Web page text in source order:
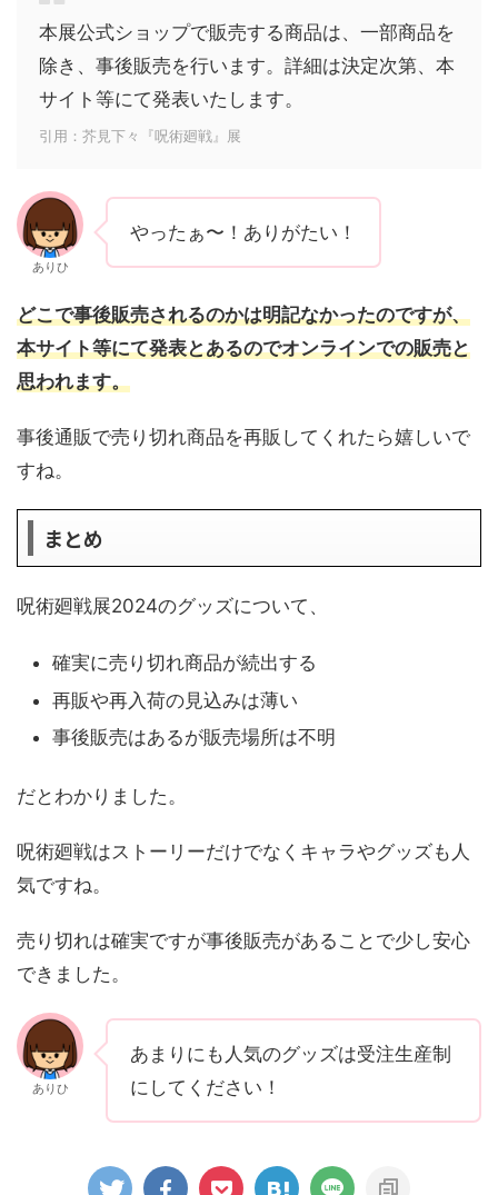
本展公式ショップで販売する商品は、一部商品を
除き、事後販売を行います。詳細は決定次第、本
サイト等にて発表いたします。
引用：芥見下々『呪術廻戦』展
ありひ
やったぁ〜！ありがたい！
どこで事後販売されるのかは明記なかったのですが、
本サイト等にて発表とあるのでオンラインでの販売と
思われます。
事後通販で売り切れ商品を再販してくれたら嬉しいで
すね。
まとめ
呪術廻戦展2024のグッズについて、
確実に売り切れ商品が続出する
再販や再入荷の見込みは薄い
事後販売はあるが販売場所は不明
だとわかりました。
呪術廻戦はストーリーだけでなくキャラやグッズも人
気ですね。
売り切れは確実ですが事後販売があることで少し安心
できました。
ありひ
あまりにも人気のグッズは受注生産制
にしてください！